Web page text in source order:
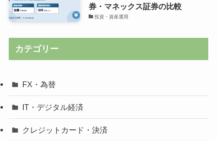
券・マネックス証券の比較
投資・資産運用
カテゴリー
FX・為替
IT・デジタル経済
クレジットカード・決済